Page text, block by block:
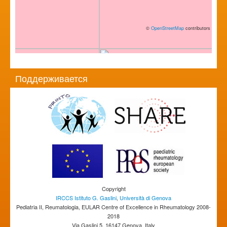
© OpenStreetMap contributors
Поддерживается
Copyright
IRCCS Istituto G. Gaslini, Università di Genova
Pediatria II, Reumatologia, EULAR Centre of Excellence in Rheumatology 2008-
2018
Via Gaslini 5, 16147 Genova, Italy